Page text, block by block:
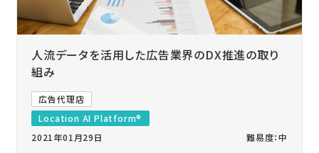
人流データを活用した広告業界のDX推進の取り
組み
広告代理店
Location AI Platform®
2021年01月29日
難易度：中